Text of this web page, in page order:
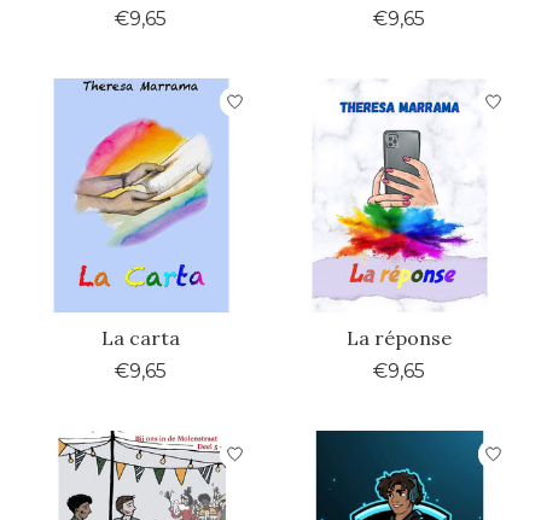
€9,65 €9,65
La carta
€9,65
La réponse
€9,65